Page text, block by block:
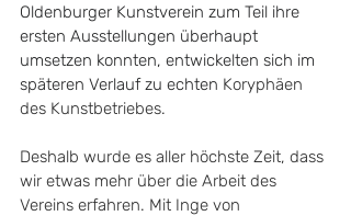
Oldenburger Kunstverein zum Teil ihre
ersten Ausstellungen überhaupt
umsetzen konnten, entwickelten sich im
späteren Verlauf zu echten Koryphäen
des Kunstbetriebes.
Deshalb wurde es aller höchste Zeit, dass
wir etwas mehr über die Arbeit des
Vereins erfahren. Mit Inge von